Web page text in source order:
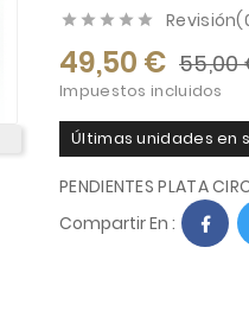
    
49,50 € 55,00
Impuestos incluidos
Últimas unidades en
PENDIENTES PLATA
Compartir En :